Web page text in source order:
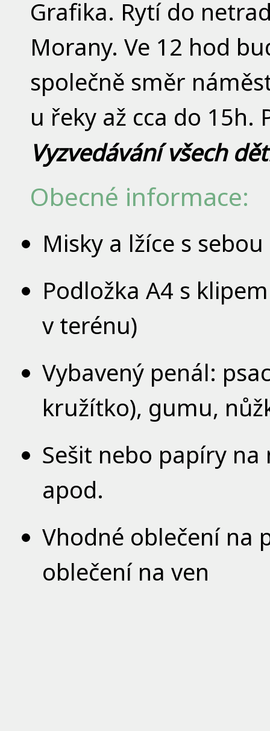
Grafika. Rytí do
Morany. Ve 12 hod
společně směr
u řeky až cca do 15h.
Vyzvedávání všech
Obecné informace:
Misky a lžíce s sebou
Podložka A4 s
v terénu)
Vybavený penál:
kružítko), gumu,
Sešit nebo papíry
apod.
Vhodné oblečení na
oblečení na ven